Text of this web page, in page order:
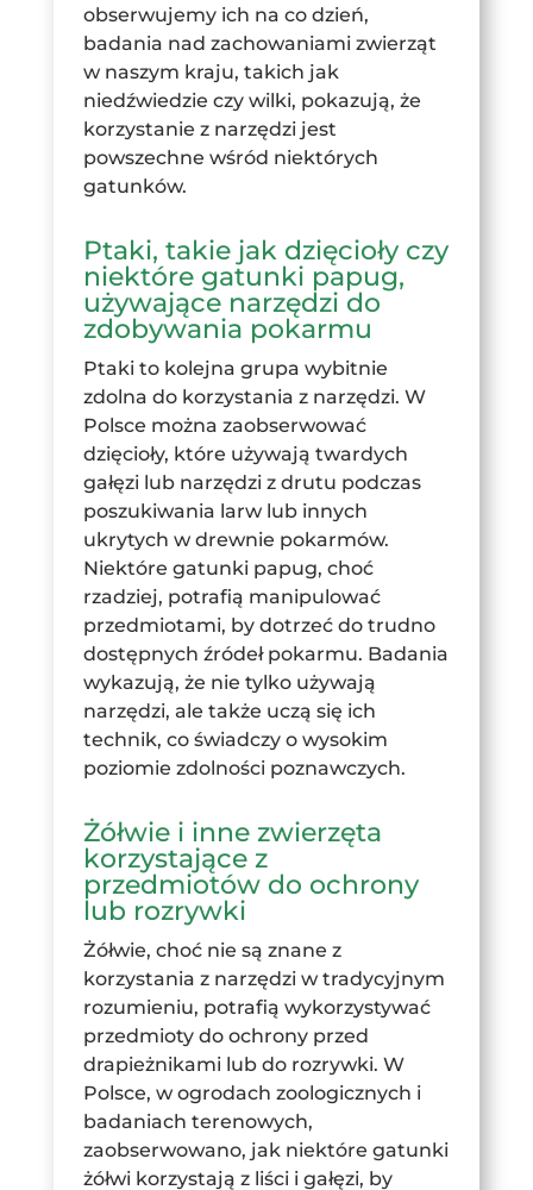
obserwujemy ich na co dzień,
badania nad zachowaniami zwierząt
w naszym kraju, takich jak
niedźwiedzie czy wilki, pokazują, że
korzystanie z narzędzi jest
powszechne wśród niektórych
gatunków.
Ptaki, takie jak dzięcioły czy
niektóre gatunki papug,
używające narzędzi do
zdobywania pokarmu
Ptaki to kolejna grupa wybitnie
zdolna do korzystania z narzędzi. W
Polsce można zaobserwować
dzięcioły, które używają twardych
gałęzi lub narzędzi z drutu podczas
poszukiwania larw lub innych
ukrytych w drewnie pokarmów.
Niektóre gatunki papug, choć
rzadziej, potrafią manipulować
przedmiotami, by dotrzeć do trudno
dostępnych źródeł pokarmu. Badania
wykazują, że nie tylko używają
narzędzi, ale także uczą się ich
technik, co świadczy o wysokim
poziomie zdolności poznawczych.
Żółwie i inne zwierzęta
korzystające z
przedmiotów do ochrony
lub rozrywki
Żółwie, choć nie są znane z
korzystania z narzędzi w tradycyjnym
rozumieniu, potrafią wykorzystywać
przedmioty do ochrony przed
drapieżnikami lub do rozrywki. W
Polsce, w ogrodach zoologicznych i
badaniach terenowych,
zaobserwowano, jak niektóre gatunki
żółwi korzystają z liści i gałęzi, by